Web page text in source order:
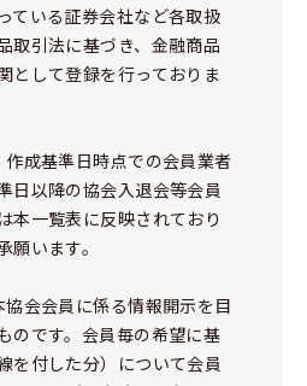
ている証券会社など各取扱
取引法に基づき、金融商品
として登録を行っておりま
成基準日時点での会員業者
日以降の協会入退会等会員
本一覧表に反映されており
願います。
会会員に係る情報開示を目
のです。会員毎の希望に基
を付した分）について会員